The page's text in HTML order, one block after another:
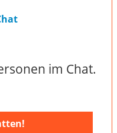
im Chat.